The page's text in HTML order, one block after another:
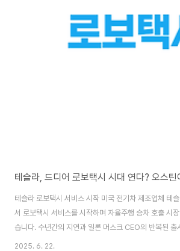
한 이정표는 테슬라의 CEO 일론 머스크가 직접 X(구 트
며, 자율주행 기술의 진화를 상징하는 장면으로 평가받고
'완전 자율배송'은 어떤 의미인가? 이번 배송은 단순한
테슬라 로보택시 서비스 시작 미국 전기차 제조업체 테
서 로보택시 서비스를 시작하며 자율주행 승차 호출 시
습니다. 수년간의 지연과 일론 머스크 CEO의 반복된 출
장한 이번 파일럿 프로그램은 향후 테슬라의 자율주행 전
2025. 6. 22.